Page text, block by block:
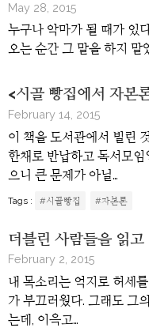
May 28, 2015
누구나 악마가 될 때가 있
오는 순간 그 말을 하지 말
<시골 빵집에서 자본
February 14, 2015
이 책을 도서관에서 빌린
한채로 반납하고 독서모
으니 큰 문제가 아닐…
Tags : #시골빵집 #자본론
더블린 사람들을 읽고
February 2, 2015
내 목소리는 억지로 허세
가 부끄러웠다. 그래도 그
는데, 이윽고…